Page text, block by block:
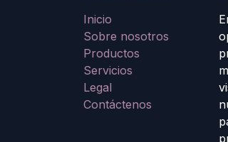
Inicio
Sobre nosotros
Productos
Servicios
Legal
Contáctenos